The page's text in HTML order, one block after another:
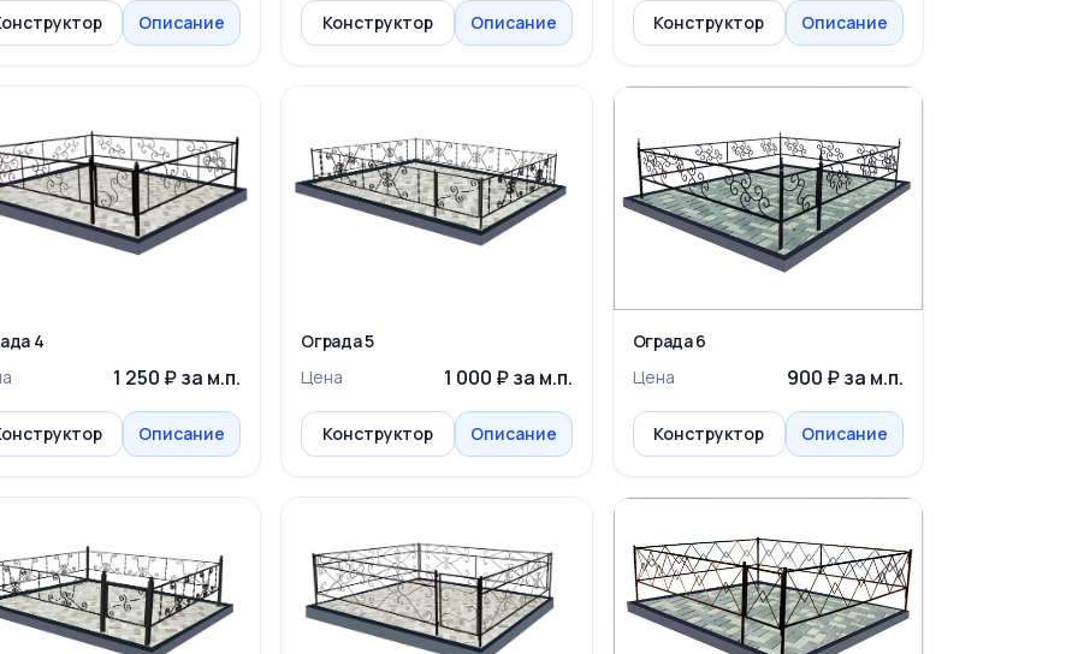
Описание Конструктор Описание Конструктор Описание
4
1 250 ₽ за м.п.
Описание
Ограда 5
Цена
1 000 ₽ за м.п.
Конструктор Описание
Ограда 6
Цена
900 ₽ за м.п.
Конструктор Описание